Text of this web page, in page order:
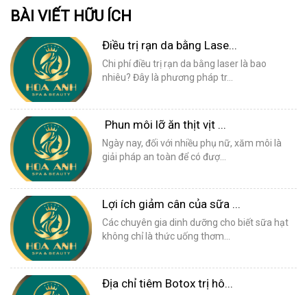
BÀI VIẾT HỮU ÍCH
Điều trị rạn da bằng Lase...
Chi phí điều trị rạn da bằng laser là bao
nhiêu? Đây là phương pháp tr...
Phun môi lỡ ăn thịt vịt ...
Ngày nay, đối với nhiều phụ nữ, xăm môi là
giải pháp an toàn để có đượ...
Lợi ích giảm cân của sữa ...
Các chuyên gia dinh dưỡng cho biết sữa hạt
không chỉ là thức uống thơm...
Địa chỉ tiêm Botox trị hô...